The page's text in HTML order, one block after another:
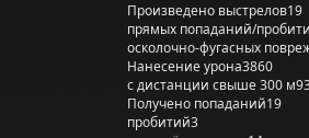
Произведено выстрелов19
прямых попаданий/
осколочно-фугасных
Нанесение урона3860
с дистанции свыше 300 м
Получено попаданий19
пробитий3